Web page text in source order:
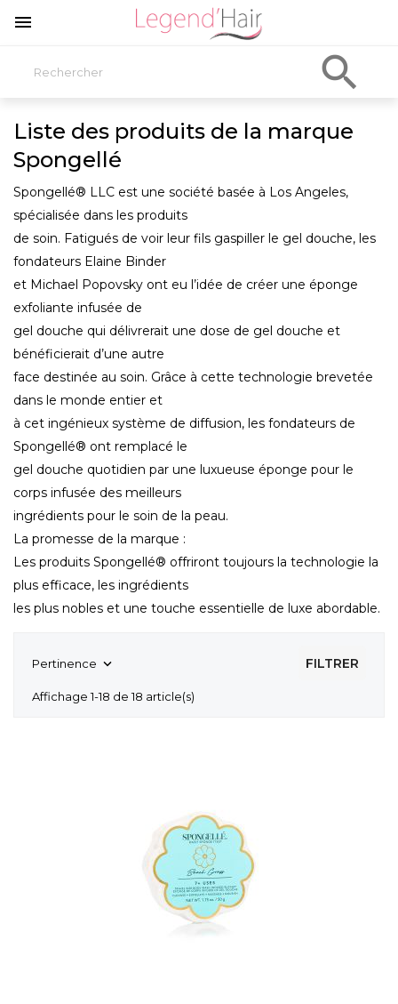


Liste des produits de la marque
Spongellé
Spongellé® LLC est une société basée à Los Angeles,
spécialisée dans les produits
de soin. Fatigués de voir leur fils gaspiller le gel douche, les
fondateurs Elaine Binder
et Michael Popovsky ont eu l’idée de créer une éponge
exfoliante infusée de
gel douche qui délivrerait une dose de gel douche et
bénéficierait d’une autre
face destinée au soin. Grâce à cette technologie brevetée
dans le monde entier et
à cet ingénieux système de diffusion, les fondateurs de
Spongellé® ont remplacé le
gel douche quotidien par une luxueuse éponge pour le
corps infusée des meilleurs
ingrédients pour le soin de la peau.
La promesse de la marque :
Les produits Spongellé® offriront toujours la technologie la
plus efficace, les ingrédients
les plus nobles et une touche essentielle de luxe abordable.
Pertinence  FILTRER
Affichage 1-18 de 18 article(s)